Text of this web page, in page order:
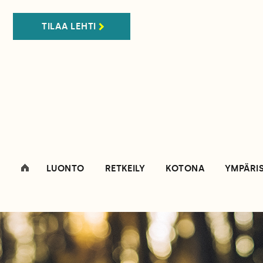
TILAA LEHTI
LUONTO RETKEILY KOTONA